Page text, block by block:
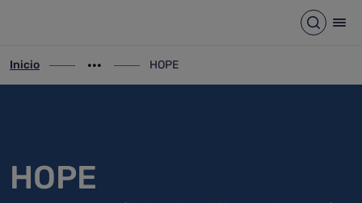
Abrir
ir-a inicio
Inicio
Mostrar opciones del camino de migas
ir-a HOPE
HOPE
HOPE